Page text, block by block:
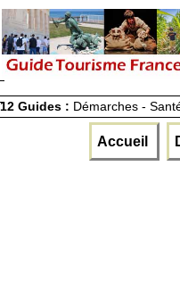
12 Guides : Démarches -
Accueil